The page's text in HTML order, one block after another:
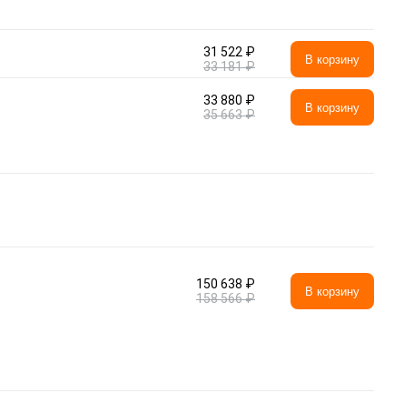
31 522 ₽
33 181 ₽
В корзину
33 880 ₽
35 663 ₽
В корзину
150 638 ₽
158 566 ₽
В корзину